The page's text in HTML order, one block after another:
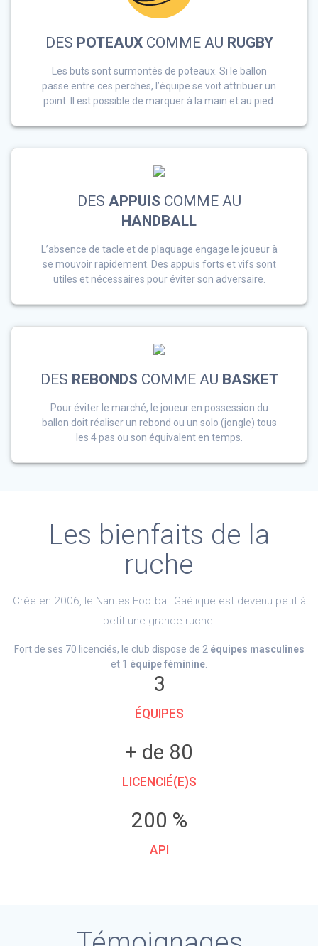
DES POTEAUX COMME AU RUGBY
Les buts sont surmontés de poteaux. Si le ballon
passe entre ces perches, l’équipe se voit attribuer un
point. Il est possible de marquer à la main et au pied.
DES APPUIS COMME AU
HANDBALL
L’absence de tacle et de plaquage engage le joueur à
se mouvoir rapidement. Des appuis forts et vifs sont
utiles et nécessaires pour éviter son adversaire.
DES REBONDS COMME AU BASKET
Pour éviter le marché, le joueur en possession du
ballon doit réaliser un rebond ou un solo (jongle) tous
les 4 pas ou son équivalent en temps.
Les bienfaits de la
ruche
Crée en 2006, le Nantes Football Gaélique est devenu petit à
petit une grande ruche.
Fort de ses 70 licenciés, le club dispose de 2 équipes masculines
et 1 équipe féminine
3
ÉQUIPES
+ de 80
LICENCIÉ(E)S
200 %
API